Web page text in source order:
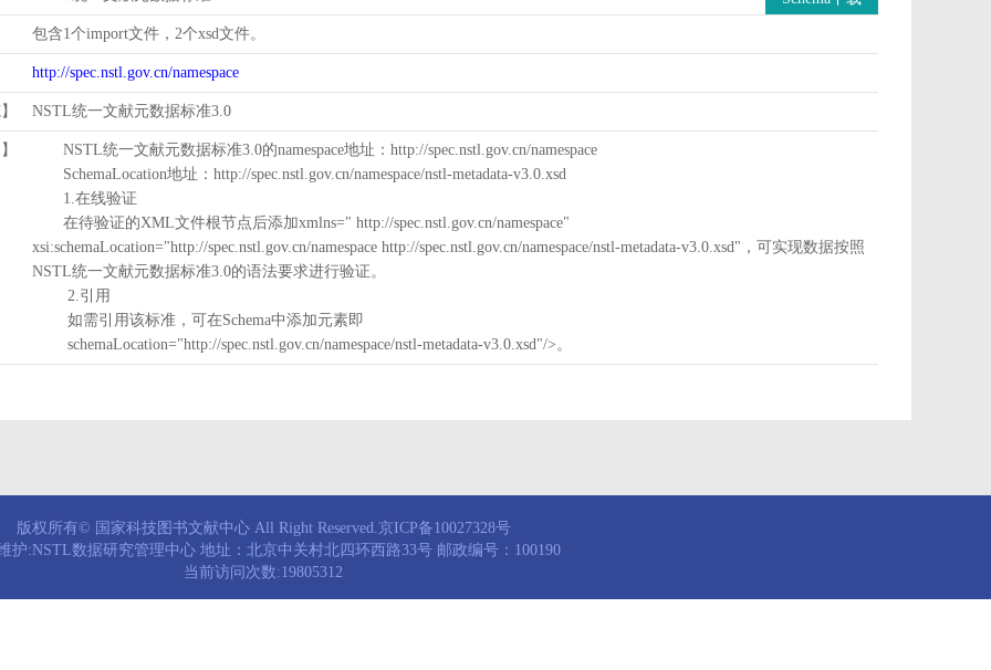
包含1个import文件，2个xsd文件。
http://spec.nstl.gov.cn/namespace
NSTL统一文献元数据标准3.0
NSTL统一文献元数据标准3.0的namespace地址：http://spec.nstl.gov.cn/namespace
SchemaLocation地址：http://spec.nstl.gov.cn/namespace/nstl-metadata-v3.0.xsd
1.在线验证
在待验证的XML文件根节点后添加xmlns=" http://spec.nstl.gov.cn/namespace"
xsi:schemaLocation="http://spec.nstl.gov.cn/namespace http://spec.nstl.gov.cn/namespace/nstl-metadata-v3.0.xsd"，可实现数据按照
NSTL统一文献元数据标准3.0的语法要求进行验证。
2.引用
如需引用该标准，可在Schema中添加元素即
schemaLocation="http://spec.nstl.gov.cn/namespace/nstl-metadata-v3.0.xsd"/>。
版权所有© 国家科技图书文献中心 All Right Reserved.京ICP备10027328号
护:NSTL数据研究管理中心 地址：北京中关村北四环西路33号 邮政编号：100190
当前访问次数:19805312